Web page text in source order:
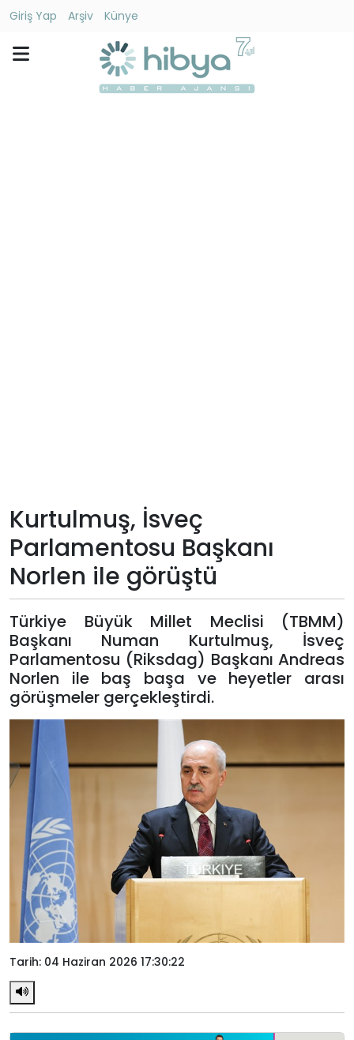
Giriş Yap Arşiv
Künye
Künye
Giriş
Yap
Kurtulmuş, İsveç
Parlamentosu Başkanı
Norlen ile görüştü
Türkiye Büyük Millet Meclisi (TBMM)
Başkanı Numan Kurtulmuş, İsveç
Parlamentosu (Riksdag) Başkanı Andreas
Norlen ile baş başa ve heyetler arası
görüşmeler gerçekleştirdi.
Tarih: 04 Haziran 2026 17:30:22